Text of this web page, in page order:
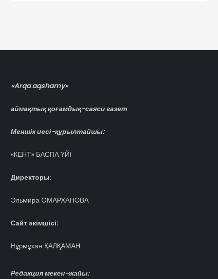
«Arqa aqshamy»
аймақтық қоғамдық-саяси газет
Меншік иесі-құрылтайшы:
«КЕНТ» БАСПА ҮЙІ
Директоры:
Эльмира ОМАРХАНОВА
Сайт әкімшісі:
Нұрмұхан ҚАЛҚАМАН
Редакция мекен-жайы: